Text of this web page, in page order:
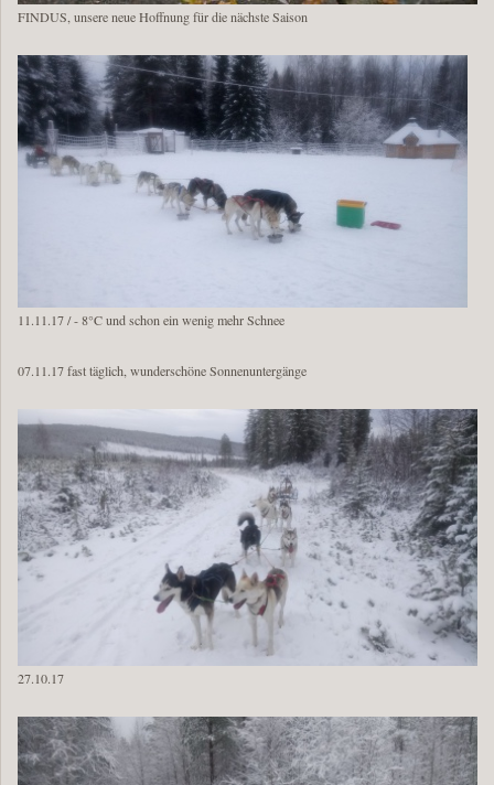
FINDUS, unsere neue Hoffnung für die nächste Saison
11.11.17 / - 8°C und schon ein wenig mehr Schnee
07.11.17 fast täglich, wunderschöne Sonnenuntergänge
27.10.17